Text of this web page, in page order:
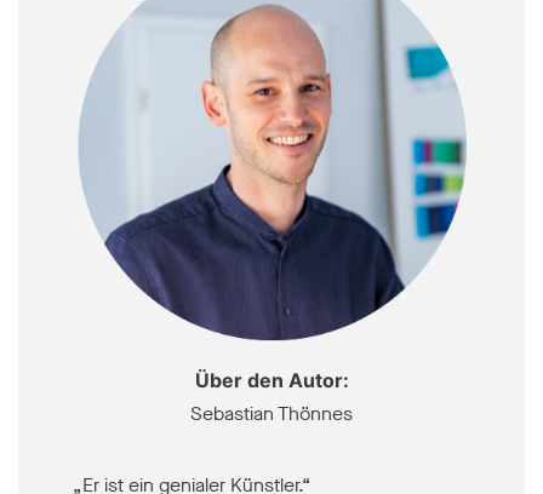
Über den Autor:
Sebastian Thönnes
„Er ist ein genialer Künstler.“